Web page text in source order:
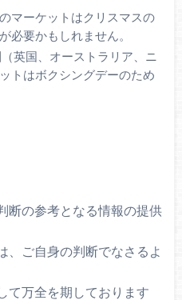
マーケットはクリスマスの
必要かもしれません。
英国、オーストラリア、ニ
トはボクシングデーのため
断の参考となる情報の提供
、ご自身の判断でなさるよ
て万全を期しております